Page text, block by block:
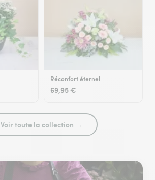
Réconfort éternel
69,95 €
Voir toute la collection →